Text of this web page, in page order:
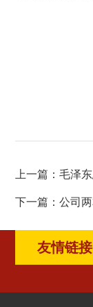
上一篇：毛泽东思想
下一篇：公司两
友情链接